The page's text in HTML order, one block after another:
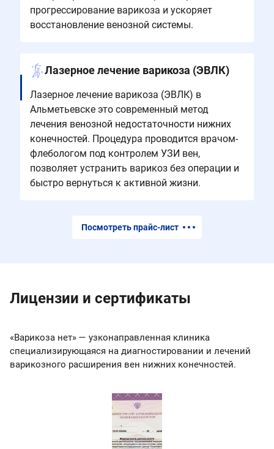
прогрессирование варикоза и ускоряет
восстановление венозной системы.
Лазерное лечение варикоза (ЭВЛК)
Лазерное лечение варикоза (ЭВЛК) в
Альметьевске это современный метод
лечения венозной недостаточности нижних
конечностей. Процедура проводится врачом-
флебологом под контролем УЗИ вен,
позволяет устранить варикоз без операции и
быстро вернуться к активной жизни.
Посмотреть прайс-лист
Лицензии и сертификаты
«Варикоза нет» — узконаправленная клиника
специализирующаяся на диагностировании и лечений
варикозного расширения вен нижних конечностей.